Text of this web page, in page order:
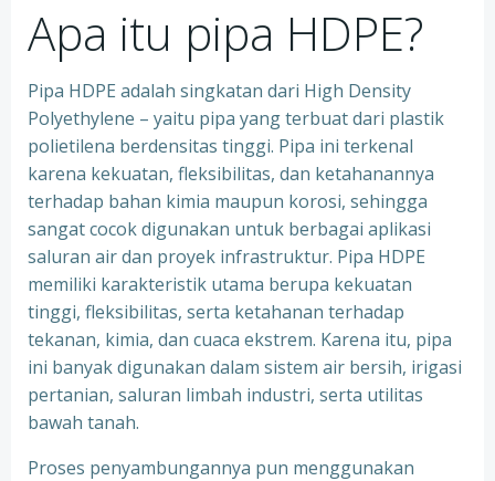
Apa itu pipa HDPE?
Pipa HDPE adalah singkatan dari High Density
Polyethylene – yaitu pipa yang terbuat dari plastik
polietilena berdensitas tinggi. Pipa ini terkenal
karena kekuatan, fleksibilitas, dan ketahanannya
terhadap bahan kimia maupun korosi, sehingga
sangat cocok digunakan untuk berbagai aplikasi
saluran air dan proyek infrastruktur. Pipa HDPE
memiliki karakteristik utama berupa kekuatan
tinggi, fleksibilitas, serta ketahanan terhadap
tekanan, kimia, dan cuaca ekstrem. Karena itu, pipa
ini banyak digunakan dalam sistem air bersih, irigasi
pertanian, saluran limbah industri, serta utilitas
bawah tanah.
Proses penyambungannya pun menggunakan